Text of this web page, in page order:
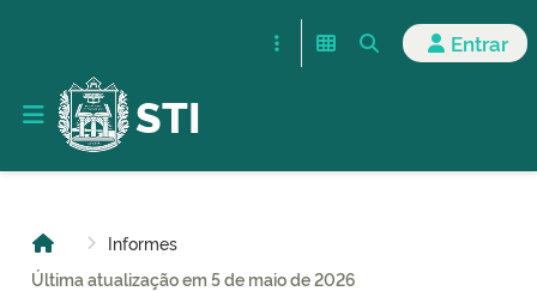
Entrar
STI
Informes
Última atualização em 5 de maio de 2026